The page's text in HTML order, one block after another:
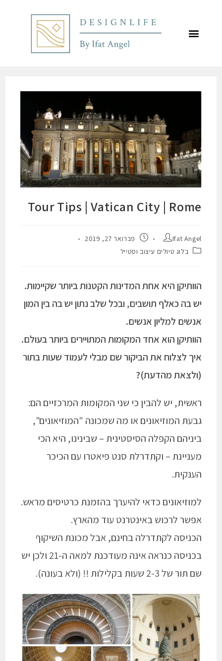
Tour Tips | Vatican City | Rome
Ifat Angel
פברואר 27, 2019
בלוג טיולים עיצוב וסטייל
הוותיקן היא אחת המדינות הקטנות ביותר שקיימות.
יש בה כאלף תושבים, ובכל שלב נתון יש בה בין המון
אנשים למליון אנשים.
הוותיקן הוא אחד המקומות המתויירים ביותר בעולם.
איך לצלוח את הביקור שם מבלי לעמוד שעות בתור
(ולצאת מהדעת)?
ראשית, יש להבין כי שני המקומות המרכזיים הם:
גבעת המוזיאונים או מה שמכונה "המוזיאונים",
ביניהם הקפלה הסיסטינית – שבינינו, היא הכי
מעניינת – וקתדרלת סנט פיאטרו עם הכיכר
הענקית.
למוזיאונים כדאי להיערך בהזמנת כרטיסים מראש.
אפשר לרכוש באינטרנט עוד מהארץ.
הכניסה לקתדרלה בחינם, אבל מכונת השיקוף
בכניסה כנראה אינה מעודכנת למאה ה-21 ולכן יש
שם תור של 2-3 שעות בקלילות !! (ולא בעונה).